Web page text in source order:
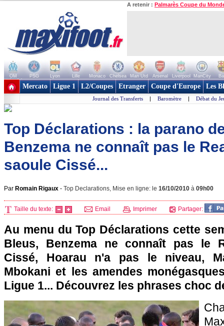
A retenir : Palmarès Coupe du
OM PSG Lyon Lille Monaco Chelsea Man Utd Arsenal Liverpool ManCity
+ de clubs
Mercato Ligue 1 L2/Coupes Etranger Coupe d'Europe Les
Journal des Transferts | Baromètre | Débat du
Top Déclarations : la parano
Benzema ne connaît pas le
saoule Cissé...
Par Romain Rigaux - Top Declarations, Mise en ligne: le 16/10/2010 à 09h00
Taille du texte: Email Imprimer Partager:
Au menu du Top Déclarations cette
Bleus, Benzema ne connaît pas le
Cissé, Hoarau n'a pas le niveau,
Mbokani et les amendes
Ligue 1... Découvrez les phrases choc